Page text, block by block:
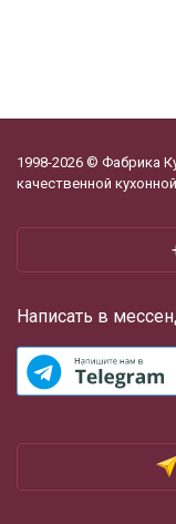
1998-2026 © Фабрика
качественной
Написать в